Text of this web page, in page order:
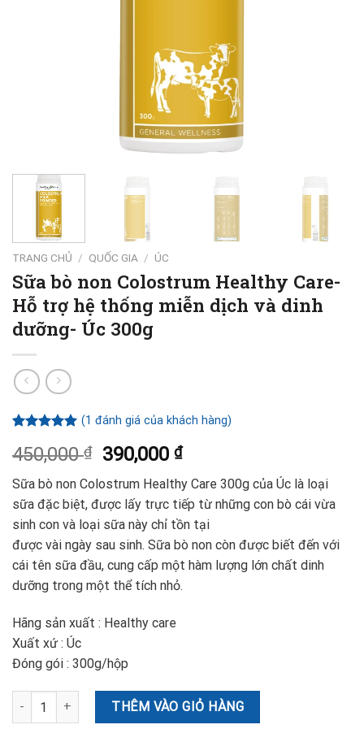
TRANG CHỦ / QUỐC GIA / ÚC
Sữa bò non Colostrum Healthy Care-
Hỗ trợ hệ thống miễn dịch và dinh
dưỡng- Úc 300g
dựa trên
đánh giá
(1 đánh giá của khách hàng)
450,000₫ 390,000₫
Sữa bò non Colostrum Healthy Care 300g của Úc là loại
sữa đặc biệt, được lấy trực tiếp từ những con bò cái vừa
sinh con và loại sữa này chỉ tồn tại
được vài ngày sau sinh. Sữa bò non còn được biết đến với
cái tên sữa đầu, cung cấp một hàm lượng lớn chất dinh
dưỡng trong một thể tích nhỏ.
Hãng sản xuất : Healthy care
Xuất xứ : Úc
Đóng gói : 300g/hộp
Sữa bò non Colostrum Healthy Care- Hỗ trợ hệ thống miễn dịch
THÊM VÀO GIỎ HÀNG